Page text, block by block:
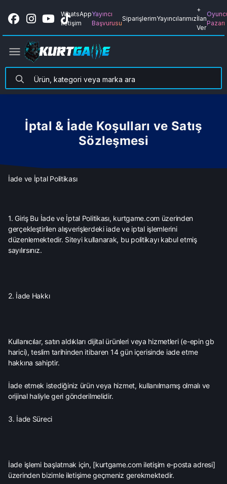
WhatsApp
İletişim
Yayıncı
Başvurusu
SiparişlerimYayıncılarımız
+
İlan
Ver
Pazarı
İptal & İade Koşulları ve Satış
Sözleşmesi
İade ve İptal Politikası
1. Giriş Bu İade ve İptal Politikası, kurtgame.com üzerinden
gerçekleştirilen alışverişlerdeki iade ve iptal işlemlerini
düzenlemektedir. Siteyi kullanarak, bu politikayı kabul etmiş
sayılırsınız.
2. İade Hakkı
Kullanıcılar, satın aldıkları dijital ürünleri veya hizmetleri (e-epin gb
harici), teslim tarihinden itibaren 14 gün içerisinde iade etme
hakkına sahiptir.
İade etmek istediğiniz ürün veya hizmet, kullanılmamış olmalı ve
orijinal haliyle geri gönderilmelidir.
3. İade Süreci
İade işlemi başlatmak için, [kurtgame.com iletişim e-posta adresi]
üzerinden bizimle iletişime geçmeniz gerekmektedir.